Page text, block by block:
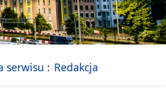
serwisu - drzewko rozdziałów
Redakcja